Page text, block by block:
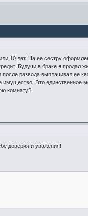
10 лет. На ее сестру
Будучи в браке я продал
развода выплачивал ее
Это единственное
комнату?
доверия и уважения!